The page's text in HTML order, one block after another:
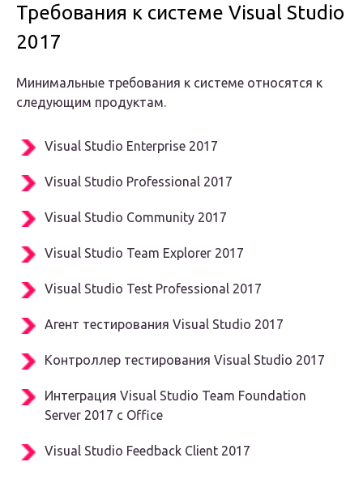
Требования к системе Visual Studio
2017
Минимальные требования к системе относятся к
следующим продуктам.
Visual Studio Enterprise 2017
Visual Studio Professional 2017
Visual Studio Community 2017
Visual Studio Team Explorer 2017
Visual Studio Test Professional 2017
Агент тестирования Visual Studio 2017
Контроллер тестирования Visual Studio 2017
Интеграция Visual Studio Team Foundation
Server 2017 с Office
Visual Studio Feedback Client 2017